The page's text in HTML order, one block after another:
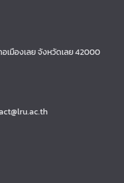
เมืองเลย จังหวัดเลย 42000